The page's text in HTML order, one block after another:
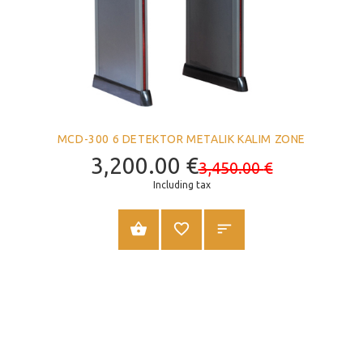
MCD-300 6 DETEKTOR METALIK KALIM ZONE
3,200.00 €3,450.00€
Including tax
SHTOJE NË SHPORTË